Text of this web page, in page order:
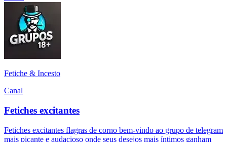
Fetiche & Incesto
Canal
Fetiches excitantes
Fetiches excitantes flagras de corno bem-vindo ao grupo de telegram
mais picante e audacioso onde seus desejos mais íntimos ganham